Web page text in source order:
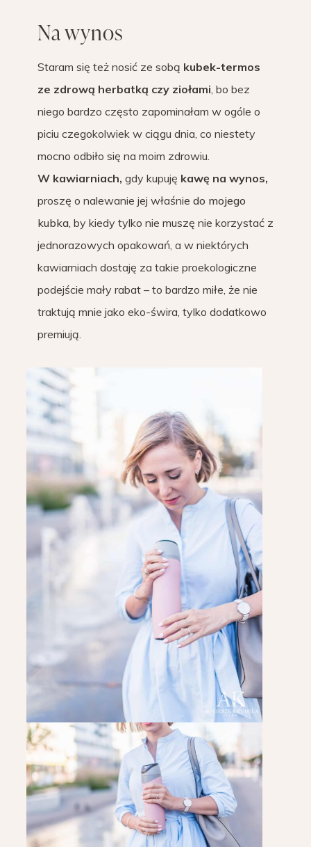
Na wynos
Staram się też nosić ze sobą kubek-termos
ze zdrową herbatką czy ziołami, bo bez
niego bardzo często zapominałam w ogóle o
piciu czegokolwiek w ciągu dnia, co niestety
mocno odbiło się na moim zdrowiu.
W kawiarniach, gdy kupuję kawę na wynos,
proszę o nalewanie jej właśnie do mojego
kubka, by kiedy tylko nie muszę nie korzystać z
jednorazowych opakowań, a w niektórych
kawiarniach dostaję za takie proekologiczne
podejście mały rabat – to bardzo miłe, że nie
traktują mnie jako eko-świra, tylko dodatkowo
premiują.